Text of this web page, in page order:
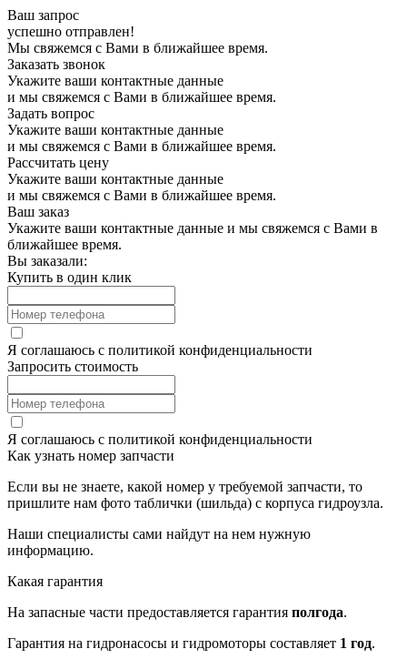
Ваш запрос
успешно отправлен!
Мы свяжемся с Вами в ближайшее время.
Заказать звонок
Укажите ваши контактные данные
и мы свяжемся с Вами в ближайшее время.
Задать вопрос
Укажите ваши контактные данные
и мы свяжемся с Вами в ближайшее время.
Рассчитать цену
Укажите ваши контактные данные
и мы свяжемся с Вами в ближайшее время.
Ваш заказ
Укажите ваши контактные данные и мы свяжемся с Вами в
ближайшее время.
Вы заказали:
Купить в один клик
Я соглашаюсь с политикой конфиденциальности
Запросить стоимость
Я соглашаюсь с политикой конфиденциальности
Как узнать номер запчасти
Если вы не знаете, какой номер у требуемой запчасти, то
пришлите нам фото таблички (шильда) с корпуса гидроузла.
Наши специалисты сами найдут на нем нужную
информацию.
Какая гарантия
На запасные части предоставляется гарантия полгода.
Гарантия на гидронасосы и гидромоторы составляет 1 год.